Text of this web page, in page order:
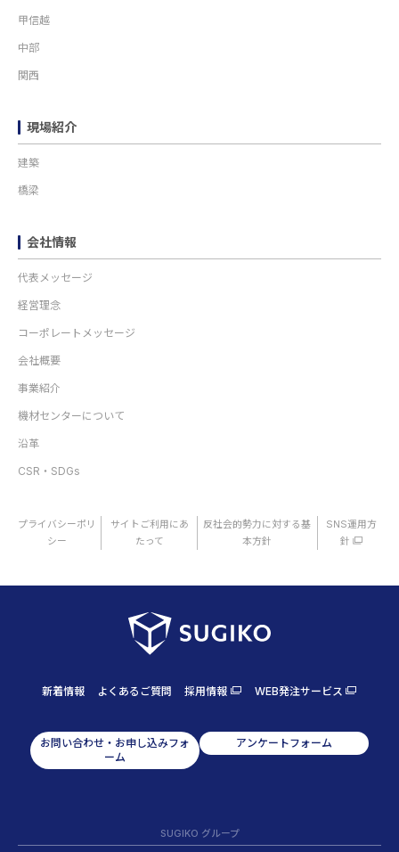
甲信越
中部
関西
現場紹介
建築
橋梁
会社情報
代表メッセージ
経営理念
コーポレートメッセージ
会社概要
事業紹介
機材センターについて
沿革
CSR・SDGs
プライバシーポリ
シー
サイトご利用にあ
たって
反社会的勢力に対する基
本方針
SNS運用方
針
新着情報 よくあるご質問 採用情報 WEB発注サービス
お問い合わせ・お申し込みフォ
ーム
アンケートフォーム
SUGIKO グループ